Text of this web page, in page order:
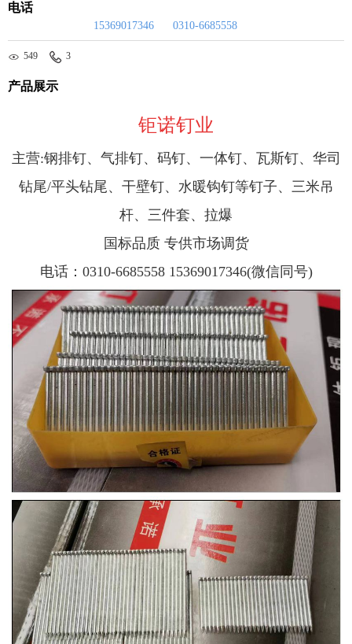
电话
15369017346 0310-6685558
549 3
产品展示
钜诺钉业
主营:钢排钉、气排钉、码钉、一体钉、瓦斯钉、华司
钻尾/平头钻尾、干壁钉、水暖钩钉等钉子、三米吊
杆、三件套、拉爆
国标品质 专供市场调货
电话： 0310-6685558 15369017346(微信同号)